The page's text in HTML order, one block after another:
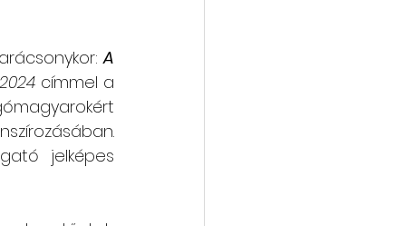
A
címmel a
jelképes